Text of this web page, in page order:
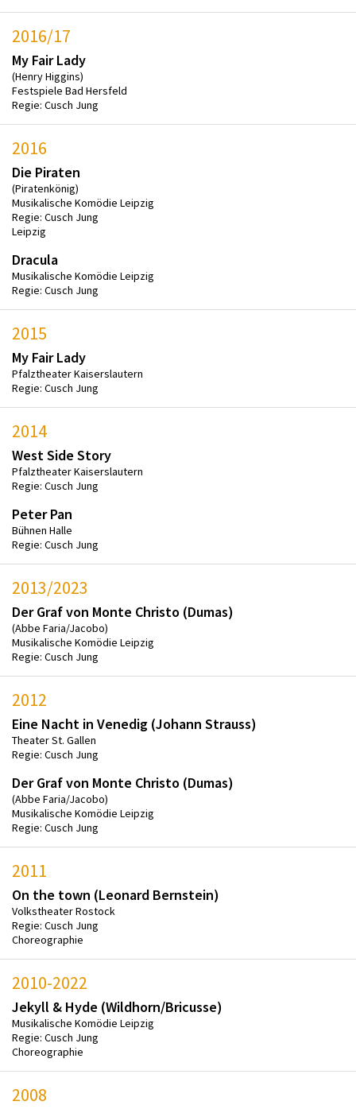
2016/17
My Fair Lady
(Henry Higgins)
Festspiele Bad Hersfeld
Regie: Cusch Jung
2016
Die Piraten
(Piratenkönig)
Musikalische Komödie Leipzig
Regie: Cusch Jung
Leipzig
Dracula
Musikalische Komödie Leipzig
Regie: Cusch Jung
2015
My Fair Lady
Pfalztheater Kaiserslautern
Regie: Cusch Jung
2014
West Side Story
Pfalztheater Kaiserslautern
Regie: Cusch Jung
Peter Pan
Bühnen Halle
Regie: Cusch Jung
2013/2023
Der Graf von Monte Christo (Dumas)
(Abbe Faria/Jacobo)
Musikalische Komödie Leipzig
Regie: Cusch Jung
2012
Eine Nacht in Venedig (Johann Strauss)
Theater St. Gallen
Regie: Cusch Jung
Der Graf von Monte Christo (Dumas)
(Abbe Faria/Jacobo)
Musikalische Komödie Leipzig
Regie: Cusch Jung
2011
On the town (Leonard Bernstein)
Volkstheater Rostock
Regie: Cusch Jung
Choreographie
2010-2022
Jekyll & Hyde (Wildhorn/Bricusse)
Musikalische Komödie Leipzig
Regie: Cusch Jung
Choreographie
2008